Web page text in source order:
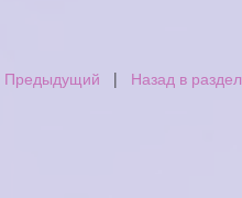
Предыдущий | Назад в раздел